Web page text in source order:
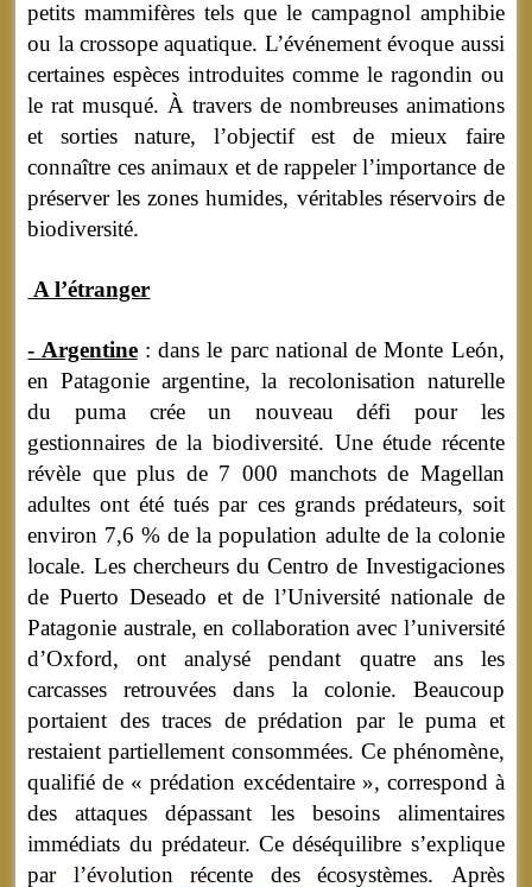
petits mammifères tels que le campagnol amphibie
ou la crossope aquatique. L’événement évoque aussi
certaines espèces introduites comme le ragondin ou
le rat musqué. À travers de nombreuses animations
et sorties nature, l’objectif est de mieux faire
connaître ces animaux et de rappeler l’importance de
préserver les zones humides, véritables réservoirs de
biodiversité.
A l’étranger
- Argentine: dans le parc national de Monte León,
en Patagonie argentine, la recolonisation naturelle
du puma crée un nouveau défi pour les
gestionnaires de la biodiversité. Une étude récente
révèle que plus de 7 000 manchots de Magellan
adultes ont été tués par ces grands prédateurs, soit
environ 7,6 % de la population adulte de la colonie
locale. Les chercheurs du Centro de Investigaciones
de Puerto Deseado et de l’Université nationale de
Patagonie australe, en collaboration avec l’université
d’Oxford, ont analysé pendant quatre ans les
carcasses retrouvées dans la colonie. Beaucoup
portaient des traces de prédation par le puma et
restaient partiellement consommées. Ce phénomène,
qualifié de « prédation excédentaire », correspond à
des attaques dépassant les besoins alimentaires
immédiats du prédateur. Ce déséquilibre s’explique
par l’évolution récente des écosystèmes. Après